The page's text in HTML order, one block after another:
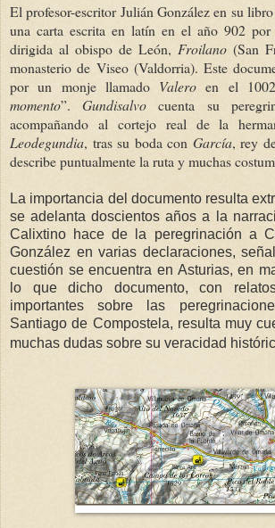
El profesor-escritor Julián González en su libro
una carta escrita en latín en el año 902 por
dirigida al obispo de León, Froilano (San
monasterio de Viseo (Valdorria). Este
por un monje llamado Valero en el
momento”.Gundisalvo cuenta su
acompañando al cortejo real de la
Leodegundia, tras su boda con García, rey
describe puntualmente la ruta y muchas
La importancia del documento resulta
se adelanta doscientos años a la
Calixtino hace de la peregrinación a
González en varias declaraciones,
cuestión se encuentra en Asturias, en
lo que dicho documento, con
importantes sobre las
Santiago de Compostela, resulta muy
muchas dudas sobre su veracidad